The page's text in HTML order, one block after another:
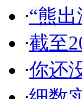
·“熊
·截至
·你还